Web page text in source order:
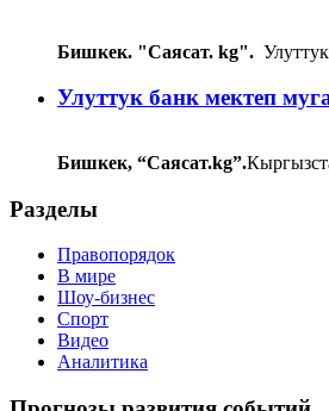
Бишкек. "Саясат. kg".
Улуттук банк мектеп
Бишкек, “Саясат.kg”.
Разделы
Правопорядок
В мире
Шоу-бизнес
Спорт
Видео
Аналитика